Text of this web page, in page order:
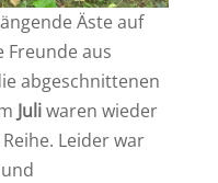
Äste auf
Freunde aus
abgeschnittenen
Juliwaren wieder
Leider war